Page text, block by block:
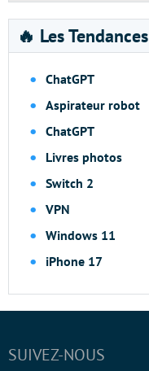
🔥 Les Tendances
ChatGPT
Aspirateur robot
ChatGPT
Livres photos
Switch 2
VPN
Windows 11
iPhone 17
SUIVEZ-NOUS